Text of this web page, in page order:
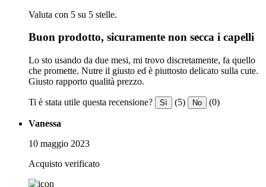
Valuta con 5 su 5 stelle.
Buon prodotto, sicuramente non secca i capelli
Lo sto usando da due mesi, mi trovo discretamente, fa quello
che promette. Nutre il giusto ed è piuttosto delicato sulla cute.
Giusto rapporto qualità prezzo.
Ti è stata utile questa recensione? Sì (5) No (0)
Vanessa
10 maggio 2023
Acquisto verificato